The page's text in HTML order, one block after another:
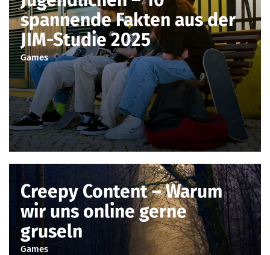
spannende Fakten aus der
JIM-Studie 2025
Games
Creepy Content – Warum
wir uns online gerne
gruseln
Games